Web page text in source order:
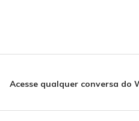
Acesse qualquer conversa do